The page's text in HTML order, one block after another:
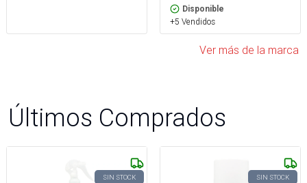
Disponible
+5 Vendidos
Ver más de la marca
Últimos Comprados
SIN STOCK SIN STOCK